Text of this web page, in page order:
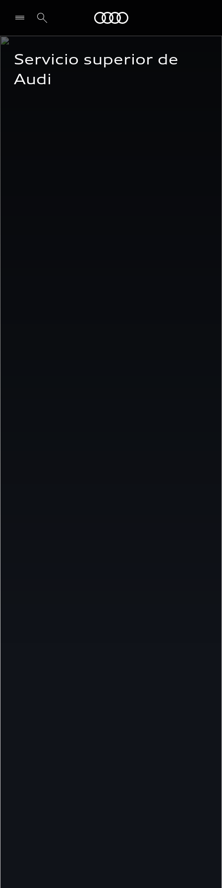
Select dealer
Servicio superior de
Audi